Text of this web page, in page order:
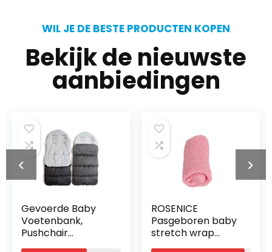
WIL JE DE BESTE PRODUCTEN KOPEN
Bekijk de nieuwste
aanbiedingen
Gevoerde Baby
Voetenbank,
Pushchair
Voetenzak
ROSENICE
Pasgeboren baby
stretch wrap
(roze)